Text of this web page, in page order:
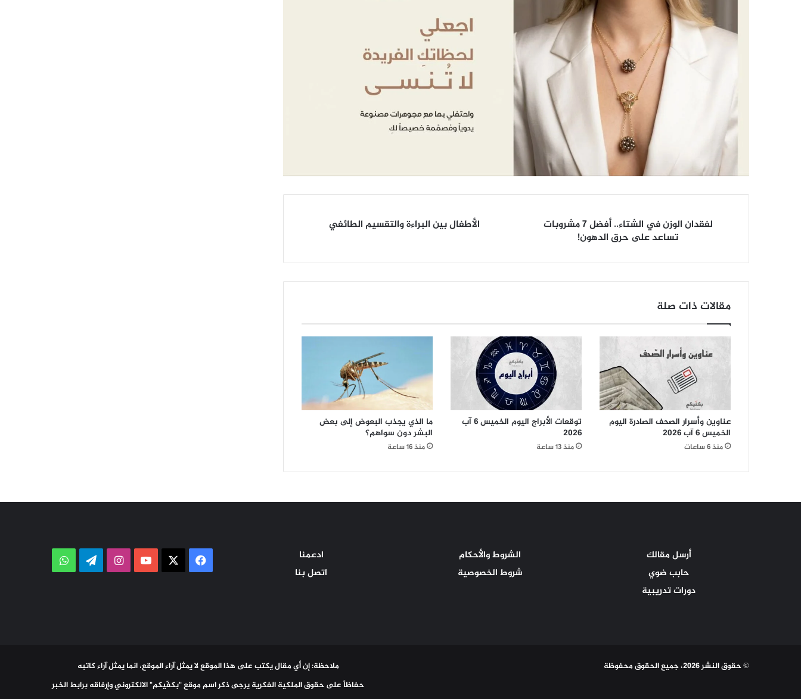
لفقدان
7
تساعد
حرق
لفقدان الوزن في الشتاء.. أفضل 7 مشروبات
تساعد على حرق الدهون!
الأطفال بين البراءة والتقسيم الطائفي
مقالات ذات صلة
عناوين وأسرار الصحف الصادرة اليوم
الخميس 6 آب 2026
منذ 6 ساعات
توقعات الأبراج اليوم الخميس 6 آب
2026
منذ 13 ساعة
ما الذي يجذب البعوض إلى بعض
البشر دون سواهم؟
منذ 16 ساعة
أرسل مقالك
حابب ضوي
دورات تدريبية
الشروط والأحكام
شروط الخصوصية
ادعمنا
اتصل بنا
فيسبوك ‫YouTubeانستقرامتيلقرامواتساب
© حقوق النشر 2026، جميع الحقوق محفوظة
ملاحظة: إن أي مقال يكتب على هذا الموقع لا يمثل آراء الموقع، انما يمثل آراء كاتبه
حفاظاً على حقوق الملكية الفكرية يرجى ذكر اسم موقع "بكفّيكم" الالكتروني وإرفاقه برابط الخبر